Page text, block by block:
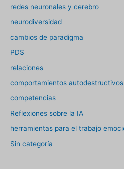
redes neuronales y cerebro
neurodiversidad
cambios de paradigma
PDS
relaciones
comportamientos autodestructivos
competencias
Reflexiones sobre la IA
herramientas para el trabajo
Sin categoría